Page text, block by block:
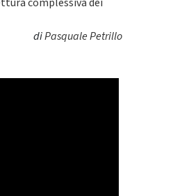
diPasquale Petrillo